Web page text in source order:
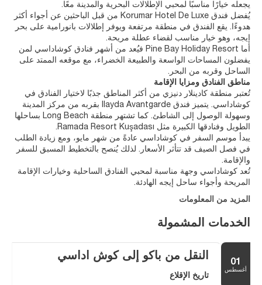
يجعله خيارًا مناسبًا لمحبي الإطلالات البحرية والمدينة معًا.
يُفضل فندق Korumar Hotel De Luxe من قبل الباحثين عن أجواء أكثر
هدوءًا. يقع الفندق في منطقة مرتفعة ويوفر إطلالات بانورامية على بحر
إيجه، وهو خيار مناسب لقضاء عطلة مريحة.
أما Pine Bay Holiday Resort فيُعد من أشهر فنادق كوشاداسي لمن
يفضلون المساحات الواسعة والطبيعة الخضراء، مع موقعه الممتد على
الساحل وقربه من البحر.
مناطق الفنادق ومزايا الإقامة
تُعتبر منطقة كادينلار دنيزي من أكثر المناطق جذبًا لاختيار الفنادق في
كوشاداسي. يتميز فندق Ilayda Avantgarde بقربه من مركز المدينة
وسهولة الوصول إلى الشاطئ. كما تشتهر منطقة Long Beach بساحلها
الطويل وفنادقها الكبيرة مثل Ramada Resort Kuşadası.
يبدأ موسم السفر في كوشاداسي عادةً من شهر مايو، ومع زيادة الطلب
في فصل الصيف قد تتأثر الأسعار. لذلك يُنصح بالتخطيط المسبق للسفر
والإقامة.
تُعد كوشاداسي وجهة مناسبة لمحبي الفنادق الساحلية وخيارات الإقامة
المريحة وأجواء ساحل إيجه الهادئة.
المزيد من المعلومات
الخدمات المشمولة
01
أغسطس
النقل من باكو إلى كوش اداسي
تاريخ الإقلاع